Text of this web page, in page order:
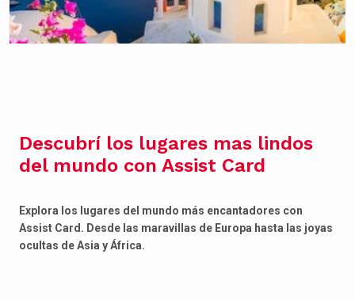
Descubrí los lugares mas lindos
del mundo con Assist Card
Explora los lugares del mundo más encantadores con
Assist Card. Desde las maravillas de Europa hasta las joyas
ocultas de Asia y África.